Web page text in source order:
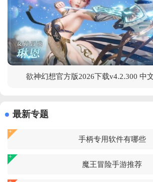
欲神幻想官方版2026下载v4.2.300 中
最新专题
手柄专用软件有哪些
魔王冒险手游推荐